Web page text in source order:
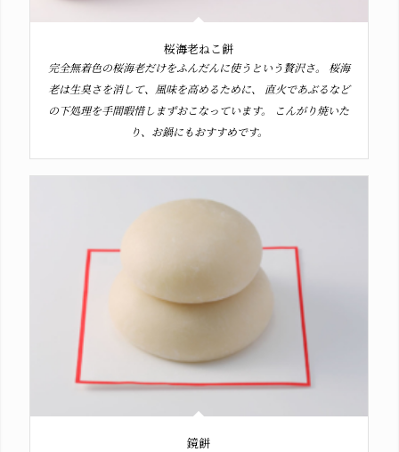
桜海老ねこ餅
完全無着色の桜海老だけをふんだんに使うという贅沢さ。 桜海
老は生臭さを消して、風味を高めるために、 直火であぶるなど
の下処理を手間暇惜しまずおこなっています。 こんがり焼いた
り、お鍋にもおすすめです。
鏡餅